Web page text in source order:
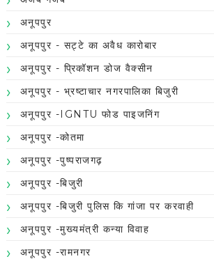
अनूपपुर
अनूपपुर - सट्टे का अवैध कारोबार
अनूपपुर - प्रिकॉशन डोज वैक्सीन
अनूपपुर - भ्रष्टाचार नगरपालिका बिजुरी
अनूपपुर -IGNTU फोड पाइजनिंग
अनूपपुर -कोतमा
अनूपपुर -पुष्पराजगढ़
अनूपपुर -बिजुरी
अनूपपुर -बिजुरी पुलिस कि गांजा पर करवाही
अनूपपुर -मुख्यमंत्री कन्या विवाह
अनूपपुर -रामनगर